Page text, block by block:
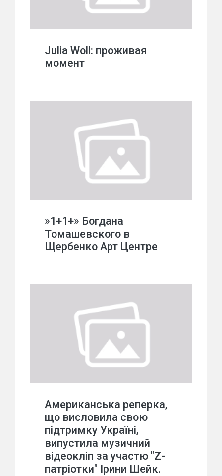
Julia Woll: проживая
момент
»1+1+» Богдана
Томашевского в
Щербенко Арт Центре
Американська реперка,
що висловила свою
підтримку Україні,
випустила музичний
відеокліп за участю "Z-
патріотки" Ірини Шейк.